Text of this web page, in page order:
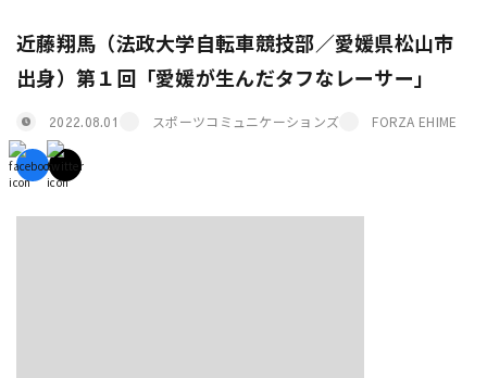
近藤翔馬（法政大学自転車競技部／愛媛県松山市
出身）第１回「愛媛が生んだタフなレーサー」
2022.08.01 スポーツコミュニケーションズ FORZA EHIME